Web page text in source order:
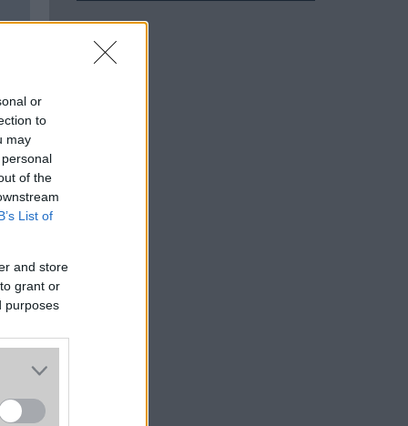
or
to
may
of the
List of
and store
grant or
purposes